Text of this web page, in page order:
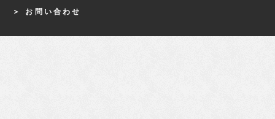
お問い合わせ